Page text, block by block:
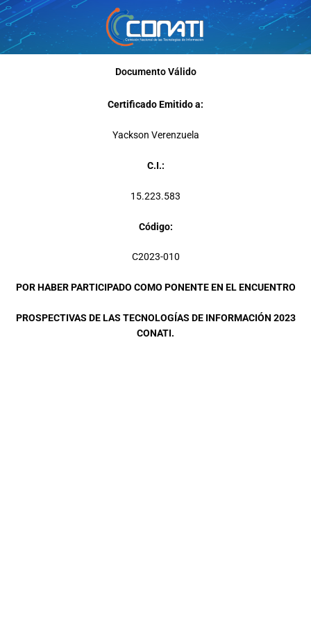
Ir
al
contenido
Documento Válido
Certificado Emitido a:
Yackson Verenzuela
C.I.:
15.223.583
Código:
C2023-010
POR HABER PARTICIPADO COMO PONENTE EN EL ENCUENTRO
PROSPECTIVAS DE LAS TECNOLOGÍAS DE INFORMACIÓN 2023
CONATI.